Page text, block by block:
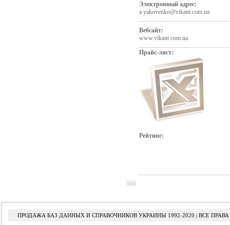
Электронный адрес:
a.yakovenko@vikant.com.ua
Вебсайт:
www.vikant.com.ua
Прайс-лист:
Рейтинг:
ПРОДАЖА БАЗ ДАННЫХ И СПРАВОЧНИКОВ УКРАИНЫ 1992-2020 | ВСЕ